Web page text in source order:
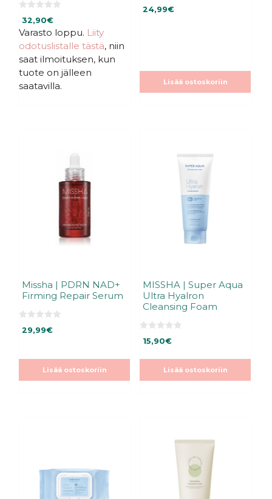
0
5
:
s
t
32,90€
Varasto loppu. Liity
odotuslistalle tästä, niin
saat ilmoituksen, kun
tuote on jälleen
saatavilla.
0
524,99€
Lisää ostoskoriin
Missha | PDRN NAD+
Firming Repair Serum
529,99€
Lisää ostoskoriin
MISSHA | Super Aqua
Ultra Hyalron
Cleansing Foam
s
15,90€
Lisää ostoskoriin